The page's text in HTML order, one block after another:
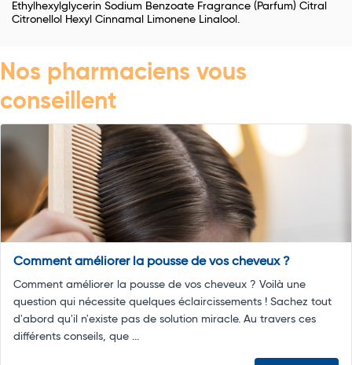
Ethylhexylglycerin Sodium Benzoate Fragrance (Parfum) Citral
Citronellol Hexyl Cinnamal Limonene Linalool.
Nos pharmaciens vous
conseillent
Comment améliorer la pousse de vos cheveux ?
Comment améliorer la pousse de vos cheveux ? Voilà une
question qui nécessite quelques éclaircissements ! Sachez tout
d'abord qu'il n'existe pas de solution miracle. Au travers ces
différents conseils, que ...